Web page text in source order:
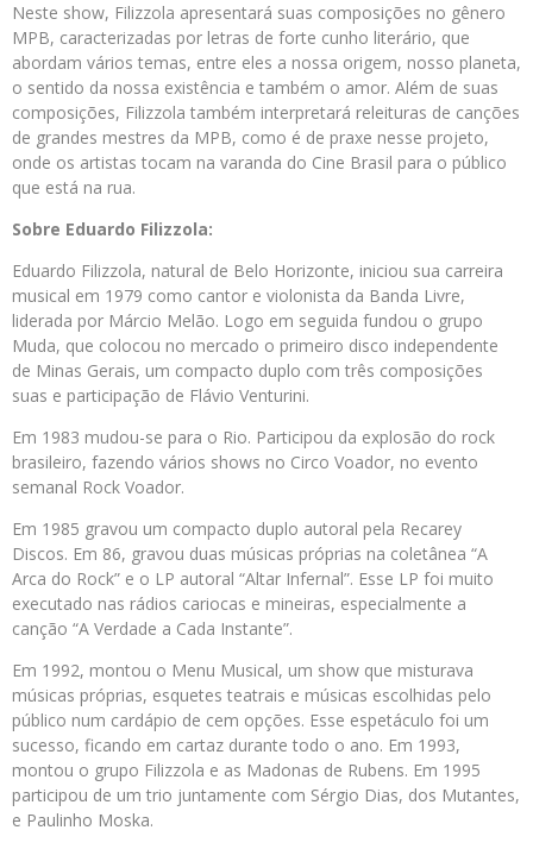
Neste show, Filizzola apresentará suas composições no gênero
MPB, caracterizadas por letras de forte cunho literário, que
abordam vários temas, entre eles a nossa origem, nosso planeta,
o sentido da nossa existência e também o amor. Além de suas
composições, Filizzola também interpretará releituras de canções
de grandes mestres da MPB, como é de praxe nesse projeto,
onde os artistas tocam na varanda do Cine Brasil para o público
que está na rua.
Sobre Eduardo Filizzola:
Eduardo Filizzola, natural de Belo Horizonte, iniciou sua carreira
musical em 1979 como cantor e violonista da Banda Livre,
liderada por Márcio Melão. Logo em seguida fundou o grupo
Muda, que colocou no mercado o primeiro disco independente
de Minas Gerais, um compacto duplo com três composições
suas e participação de Flávio Venturini.
Em 1983 mudou-se para o Rio. Participou da explosão do rock
brasileiro, fazendo vários shows no Circo Voador, no evento
semanal Rock Voador.
Em 1985 gravou um compacto duplo autoral pela Recarey
Discos. Em 86, gravou duas músicas próprias na coletânea “A
Arca do Rock” e o LP autoral “Altar Infernal”. Esse LP foi muito
executado nas rádios cariocas e mineiras, especialmente a
canção “A Verdade a Cada Instante”.
Em 1992, montou o Menu Musical, um show que misturava
músicas próprias, esquetes teatrais e músicas escolhidas pelo
público num cardápio de cem opções. Esse espetáculo foi um
sucesso, ficando em cartaz durante todo o ano. Em 1993,
montou o grupo Filizzola e as Madonas de Rubens. Em 1995
participou de um trio juntamente com Sérgio Dias, dos Mutantes,
e Paulinho Moska.